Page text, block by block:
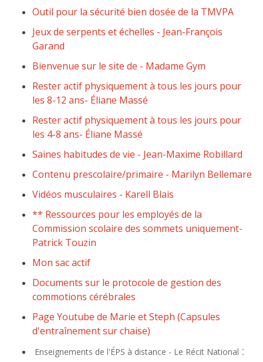
Outil pour la sécurité bien dosée de la TMVPA
Jeux de serpents et échelles - Jean-François
Garand
Bienvenue sur le site de - Madame Gym
Rester actif physiquement à tous les jours pour
les 8-12 ans- Éliane Massé
Rester actif physiquement à tous les jours pour
les 4-8 ans- Éliane Massé
Saines habitudes de vie - Jean-Maxime Robillard
Contenu prescolaire/primaire - Marilyn Bellemare
Vidéos musculaires - Karell Blais
** Ressources pour les employés de la
Commission scolaire des sommets uniquement-
Patrick Touzin
Mon sac actif
Documents sur le protocole de gestion des
commotions cérébrales
Page Youtube de Marie et Steph (Capsules
d'entraînement sur chaise)
Enseignements de l'ÉPS à distance - Le Récit National :